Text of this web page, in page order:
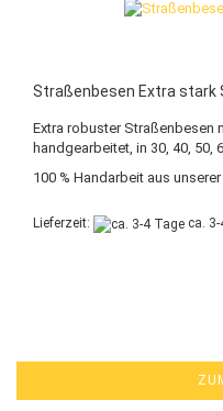
Straßenbesen Extra stark
Extra robuster Straßenbesen
handgearbeitet, in 30, 40, 50,
100 % Handarbeit aus
Lieferzeit: ca.